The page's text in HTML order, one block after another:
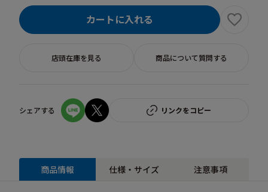
カートに入れる
店頭在庫を見る 商品について質問する
シェアする リンクをコピー
商品情報 仕様・サイズ 注意事項